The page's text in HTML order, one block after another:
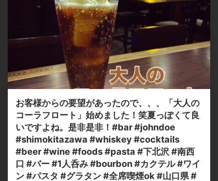
お客様からの要望があったので、、、「大人の
コーラフロート」始めました！笑夏っぽくて良
いですよね。是非是非！#bar #johndoe
#shimokitazawa #whiskey #cocktails
#beer #wine #foods #pasta #下北沢 #南西
口 #バー #1人呑み #bourbon #カクテル #ワイ
ン #パスタ #グラタン #全席喫煙ok #山口県 #